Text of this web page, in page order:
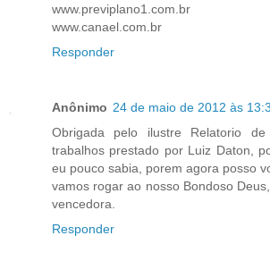
www.previplano1.com.br
www.canael.com.br
Responder
Anônimo 24 de maio de 2012 às
Obrigada pelo ilustre Relatorio
trabalhos prestado por Luiz Daton,
eu pouco sabia, porem agora posso
vamos rogar ao nosso Bondoso
vencedora.
Responder